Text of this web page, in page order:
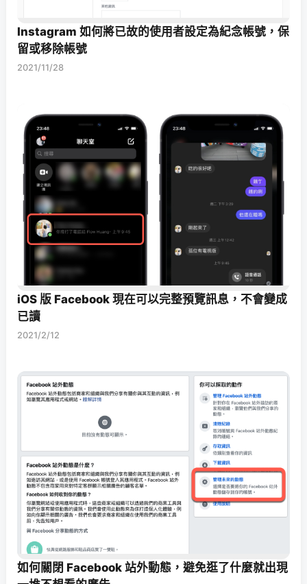
Instagram 如何將已故的使用者設定為紀念帳號，保
留或移除帳號
2021/11/28
iOS 版 Facebook 現在可以完整預覽訊息，不會變成
已讀
2021/2/12
如何關閉 Facebook 站外動態，避免逛了什麼就出現